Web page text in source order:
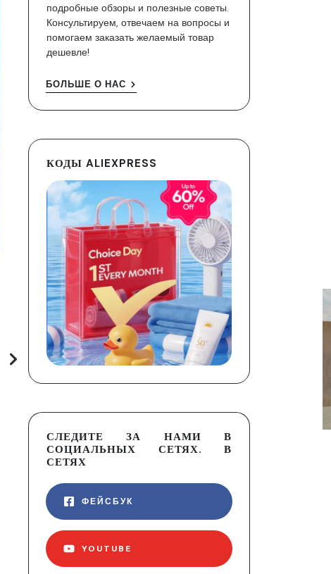
подробные обзоры и полезные советы.
Консультируем, отвечаем на вопросы и
помогаем заказать желаемый товар
дешевле!
БОЛЬШЕ О НАС
КОДЫ ALIEXPRESS
СЛЕДИТЕ ЗА НАМИ В
СОЦИАЛЬНЫХ СЕТЯХ. В
СЕТЯХ
ФЕЙСБУК
YOUTUBE